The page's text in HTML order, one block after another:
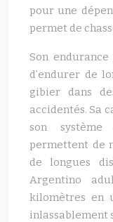
pour une
permet de
Son
d’endurer de
gibier dans
accidentés. Sa
son système
permettent de
de longues
Argentino
kilomètres en
inlassablement